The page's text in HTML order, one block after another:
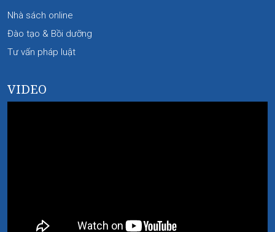
Nhà sách online
Đào tạo & Bồi dưỡng
Tư vấn pháp luật
VIDEO